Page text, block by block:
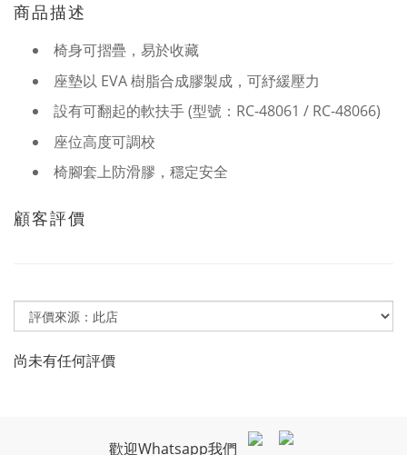
商品描述
椅身可摺疊，易於收藏
座墊以 EVA 樹脂合成膠製成，可紓緩壓力
設有可翻起的軟扶手 (型號：RC-48061 / RC-48066)
座位高度可調校
椅腳套上防滑膠，穩定安全
顧客評價
尚未有任何評價
歡迎Whatsapp我們